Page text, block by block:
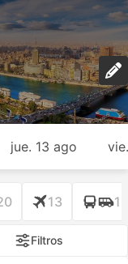
jue. 13 ago
13 1
Filtros